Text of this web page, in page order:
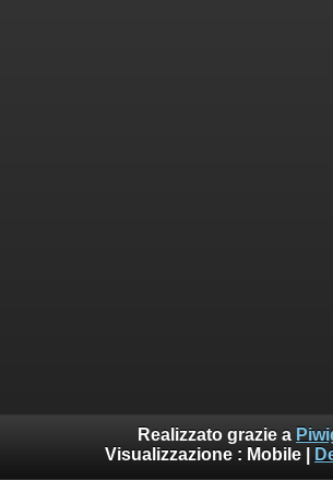
Realizzato grazie a
Visualizzazione : Mobile